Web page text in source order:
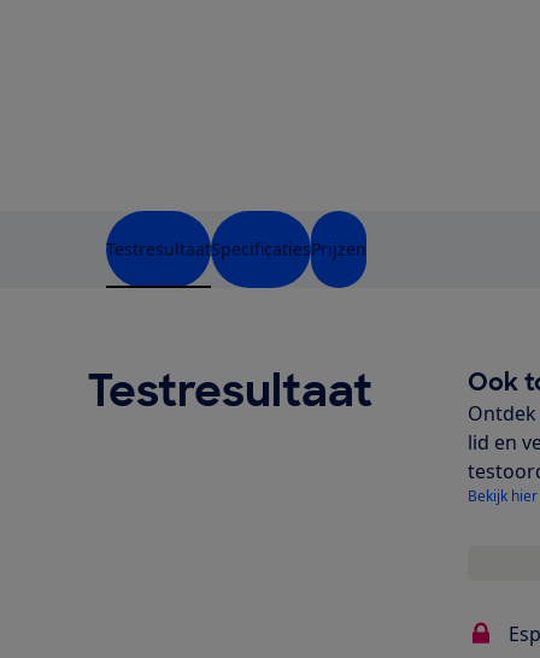
TestresultaatSpecificatiesPrijzen
Testresultaat Ook
lid en
Bekijk